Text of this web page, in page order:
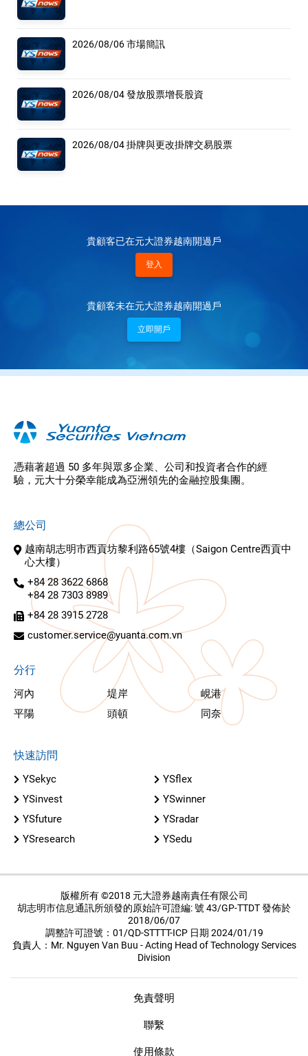
2026/08/06 市場簡訊
2026/08/04 發放股票增長股資
2026/08/04 掛牌與更改掛牌交易股票
貴顧客已在元大證券越南開過戶
登入
貴顧客未在元大證券越南開過戶
立即開戶
憑藉著超過 50 多年與眾多企業、公司和投資者合作的經
驗，元大十分榮幸能成為亞洲領先的金融控股集團。
總公司
越南胡志明市西貢坊黎利路65號4樓（Saigon Centre西貢中
心大樓）
+84 28 3622 6868
+84 28 7303 8989
+84 28 3915 2728
customer.service@yuanta.com.vn
分行
河內 堤岸
峴港
平陽
頭頓 同奈
快速訪問
YSekyc
YSflex
YSinvest
YSwinner
YSfuture
YSradar
YSresearch
YSedu
版權所有 ©2018 元大證券越南責任有限公司
胡志明市信息通訊所頒發的原始許可證編: 號 43/GP-TTDT 發佈於
2018/06/07
調整許可證號：01/QD-STTTT-ICP 日期 2024/01/19
負責人：Mr. Nguyen Van Buu - Acting Head of Technology Services
Division
免責聲明
聯繫
使用條款